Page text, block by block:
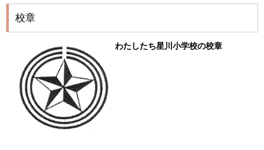
校章
わたしたち星川小学校の校章